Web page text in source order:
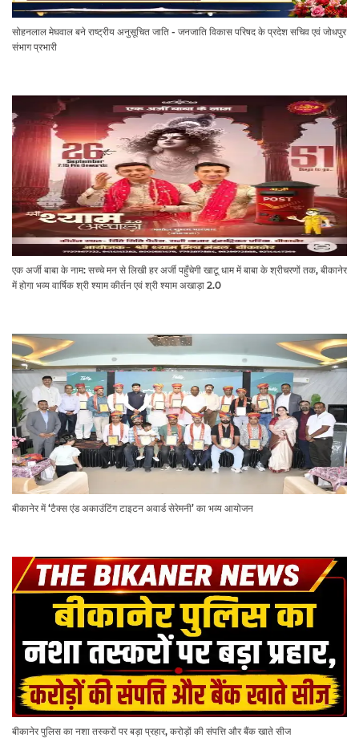
सोहनलाल मेघवाल बने राष्ट्रीय अनुसूचित जाति - जनजाति विकास परिषद के प्रदेश सचिव एवं जोधपुर
संभाग प्रभारी
एक अर्जी बाबा के नाम: सच्चे मन से लिखी हर अर्जी पहुँचेगी खाटू धाम में बाबा के श्रीचरणों तक, बीकानेर
में होगा भव्य वार्षिक श्री श्याम कीर्तन एवं श्री श्याम अखाड़ा 2.0
बीकानेर में ‘टैक्स एंड अकाउंटिंग टाइटन अवार्ड सेरेमनी’ का भव्य आयोजन
बीकानेर पुलिस का नशा तस्करों पर बड़ा प्रहार, करोड़ों की संपत्ति और बैंक खाते सीज